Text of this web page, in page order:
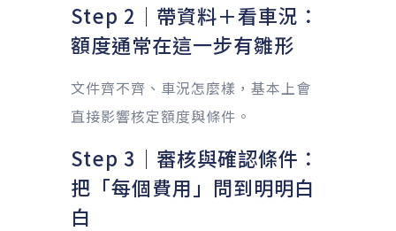
Step 2｜帶資料＋看車況：
額度通常在這一步有雛形
文件齊不齊、車況怎麼樣，基本上會
直接影響核定額度與條件。
Step 3｜審核與確認條件：
把「每個費用」問到明明白
白